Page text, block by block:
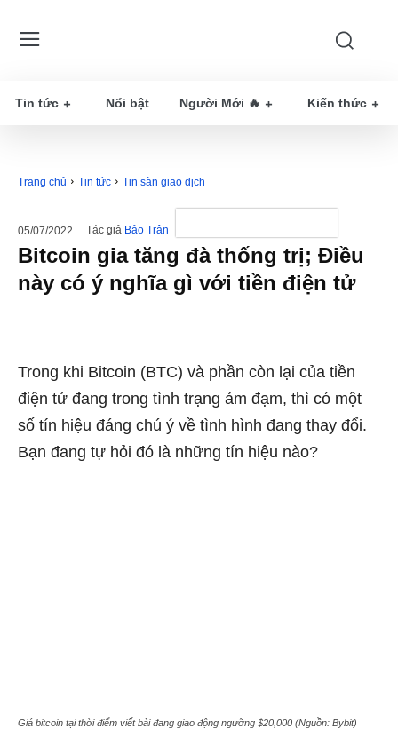
Tin tức Nổi bật Người Mới 🔥 Kiến thức
Trang chủ Tin tức Tin sàn giao dịch
05/07/2022 Tác giả Bảo Trân
Bitcoin gia tăng đà thống trị; Điều
này có ý nghĩa gì với tiền điện tử
Trong khi Bitcoin (BTC) và phần còn lại của tiền
điện tử đang trong tình trạng ảm đạm, thì có một
số tín hiệu đáng chú ý về tình hình đang thay đổi.
Bạn đang tự hỏi đó là những tín hiệu nào?
Giá bitcoin tại thời điểm viết bài đang giao động ngưỡng $20,000 (Nguồn: Bybit)